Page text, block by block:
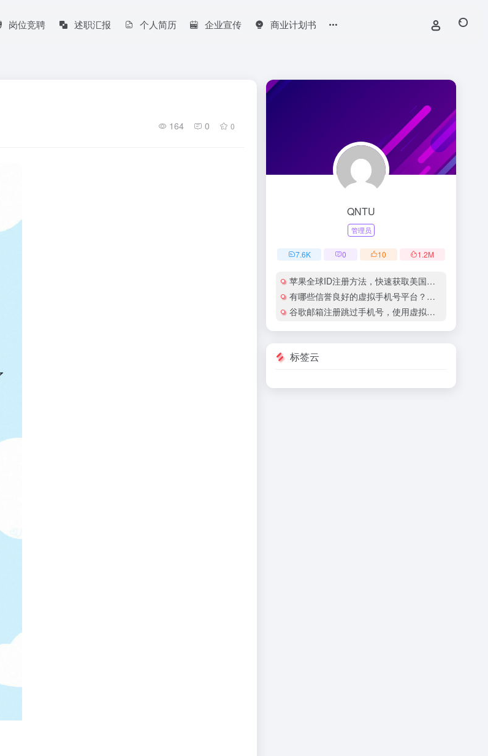
岗位竞聘 述职汇报 个人简历 企业宣传 商业计划书
164 0 0
QNTU
管理员
7.6K 0 10 1.2M
苹果全球ID注册方法，快速获取美国地区苹果账号
有哪些信誉良好的虚拟手机号平台？有哪些平台提供国际虚拟手机号服务？
谷歌邮箱注册跳过手机号，使用虚拟手机号注册谷歌邮箱安全吗？
标签云